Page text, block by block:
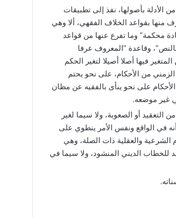
الأدلة بأصولها، نفذ إلى تطبيقات
منها بقواعد الخلاف الفقهي، ألا وهي
محكمة” وما تفرع عنها من قواعد
بالنص”، وقاعدة “المعروف عرفا
فيها أصلا أصيلا لتغير الحكم
من الأحكام، على نحو يحتم
على نحو ينأى بالفقيه عن مظان
غير موضعه.
أو الصعوبة، ولا سيما لغير
في الواقع ونفس الأمر ينطوي على
والعقلية ذات الصلة، وهي
للخطاب الديني المنشود، ولا سيما في